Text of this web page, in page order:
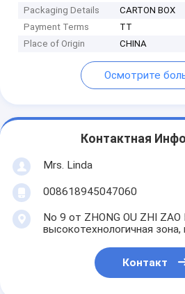
Packaging Details
CARTON BOX
Payment Terms
TT
Place of Origin
CHINA
Осмотрите
Контактная
Mrs. Linda
008618945047060
No 9 от ZHONG OU ZHI ZAO
высокотехнологичная
Контакт